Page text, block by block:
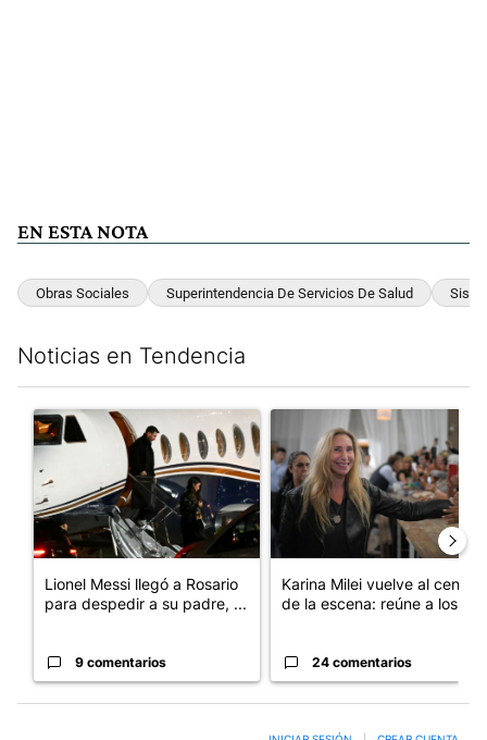
EN ESTA NOTA
Obras Sociales Superintendencia De Servicios De Salud
Noticias en Tendencia
Un artículo de tendencia con el título "Lionel Messi llegó a
Lionel Messi llegó a Rosario
para despedir a su padre, ...
9 comentarios
Un artículo de tendencia
Karina Milei vuelve al centro
de la escena: reúne a los...
24 comentarios